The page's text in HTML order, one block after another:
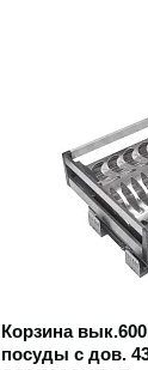
Корзина
посуды с дов.